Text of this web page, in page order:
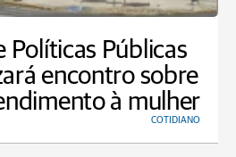
Políticas Públicas
encontro sobre
à mulher
COTIDIANO